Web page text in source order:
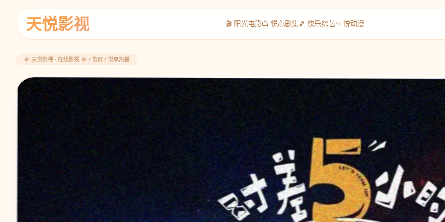
天悦影视 🎬 阳光电影📺 悦心剧集🎵 快乐综艺✨ 悦动漫
☀️ 天悦影视 · 在线影视 ☀️ / 首页 / 悦享热播